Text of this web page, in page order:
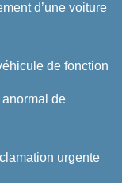
d’une voiture
de fonction
anormal de
urgente